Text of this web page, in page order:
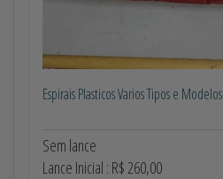
Espirais Plasticos Varios Tipos e Modelos
Sem lance
Lance Inicial : R$ 260,00